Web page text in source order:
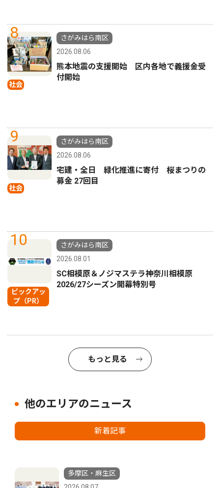
8
社会
さがみはら南区
2026.08.06
熊本地震の支援開始 区内各地で義援金受
付開始
9
社会
さがみはら南区
2026.08.06
宅建・全日 緑化推進に寄付 桜まつりの
募金 27回目
10
ピックアッ
プ（PR）
さがみはら南区
2026.08.01
SC相模原＆ノジマステラ神奈川相模原
2026/27シーズン開幕特別号
もっと見る
他のエリアのニュース
新着記事
多摩区・麻生区